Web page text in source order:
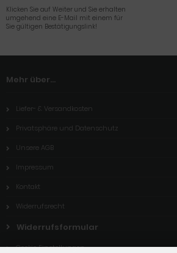
Klicken Sie auf Weiter und Sie erhalten
umgehend eine E-Mail mit einem für
Sie gültigen Bestätigungslink!
Mehr über...
Liefer- & Versandkosten
Privatsphäre und Datenschutz
Unsere AGB
Impressum
Kontakt
Widerrufsrecht
Widerrufsformular
Cookie Einstellungen